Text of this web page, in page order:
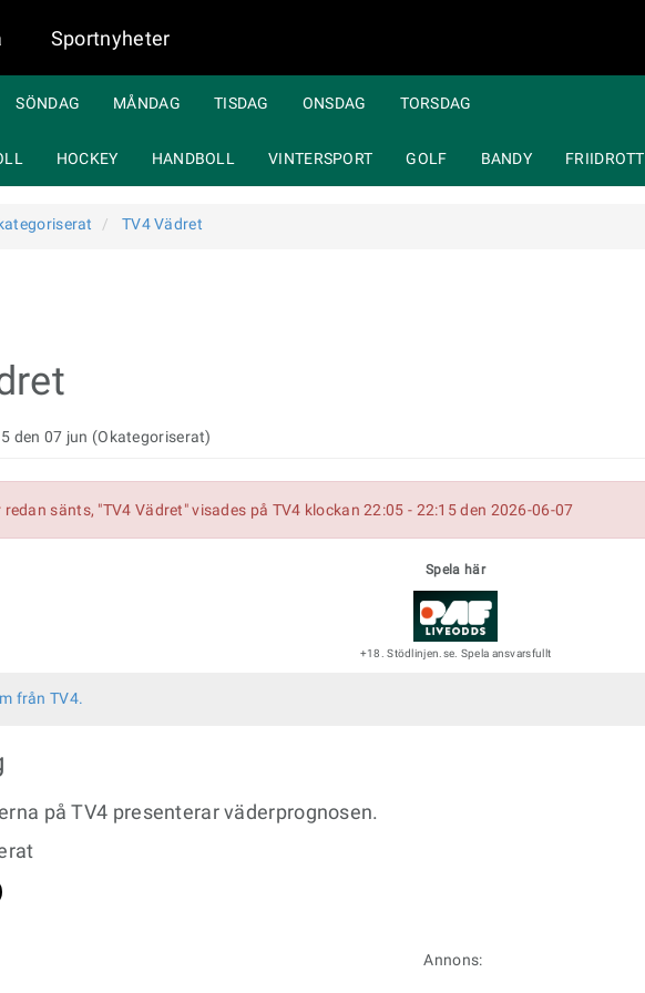
Sportnyheter
SÖNDAG MÅNDAG TISDAG ONSDAG TORSDAG
HOCKEY HANDBOLL VINTERSPORT GOLF BANDY FRIIDROTT
TV4 Vädret
den 07 jun (Okategoriserat)
sänts, "TV4 Vädret" visades på TV4 klockan 22:05 - 22:15 den 2026-06-07
Spela här
+18. Stödlinjen.se. Spela ansvarsfullt
från TV4.
på TV4 presenterar väderprognosen.
Annons: